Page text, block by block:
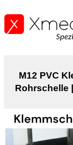
M12 PVC
Rohrschelle